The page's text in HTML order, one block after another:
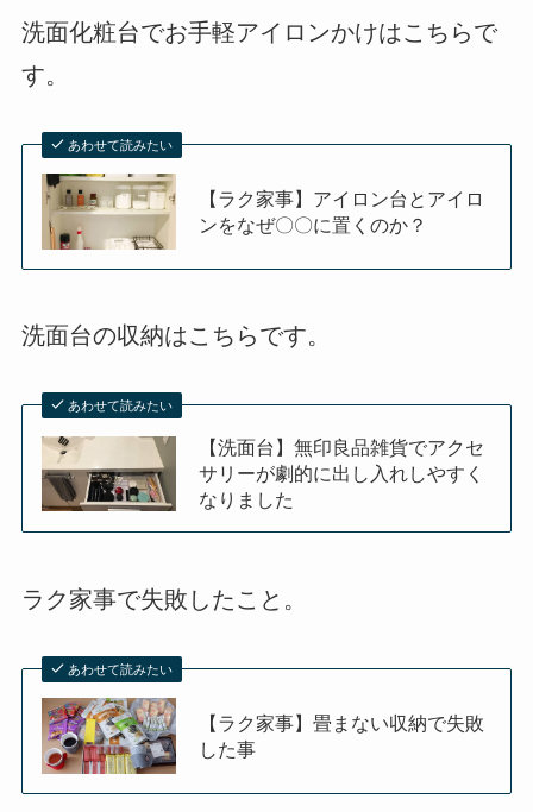
洗面化粧台でお手軽アイロンかけはこちらで
す。
あわせて読みたい
【ラク家事】アイロン台とアイロ
ンをなぜ〇〇に置くのか？
洗面台の収納はこちらです。
あわせて読みたい
【洗面台】無印良品雑貨でアクセ
サリーが劇的に出し入れしやすく
なりました
ラク家事で失敗したこと。
あわせて読みたい
【ラク家事】畳まない収納で失敗
した事